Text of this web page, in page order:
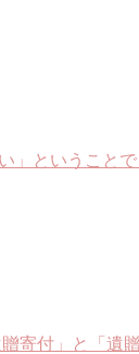
ということ
寄付」と「